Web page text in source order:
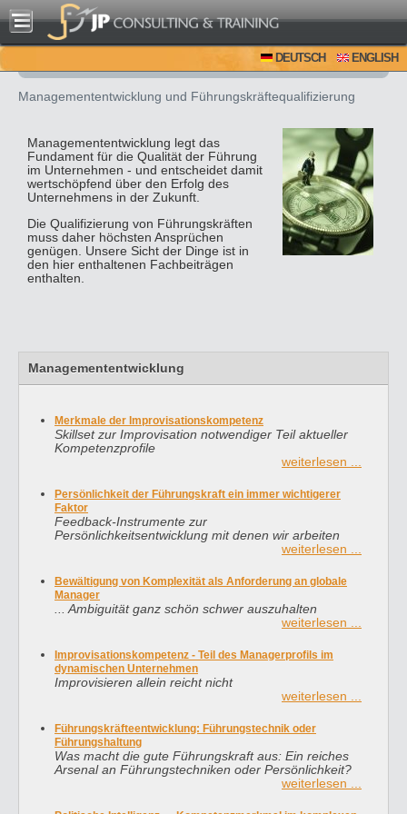
DEUTSCH ENGLISH
Managemententwicklung und Führungskräftequalifizierung
Managemententwicklung legt das
Fundament für die Qualität der Führung
im Unternehmen - und entscheidet damit
wertschöpfend über den Erfolg des
Unternehmens in der Zukunft.
Die Qualifizierung von Führungskräften
muss daher höchsten Ansprüchen
genügen. Unsere Sicht der Dinge ist in
den hier enthaltenen Fachbeiträgen
enthalten.
Managemententwicklung
Merkmale der Improvisationskompetenz
Skillset zur Improvisation notwendiger Teil aktueller
Kompetenzprofile
weiterlesen ...
Persönlichkeit der Führungskraft ein immer wichtigerer
Faktor
Feedback-Instrumente zur
Persönlichkeitsentwicklung mit denen wir arbeiten
weiterlesen ...
Bewältigung von Komplexität als Anforderung an globale
Manager
... Ambiguität ganz schön schwer auszuhalten
weiterlesen ...
Improvisationskompetenz - Teil des Managerprofils im
dynamischen Unternehmen
Improvisieren allein reicht nicht
weiterlesen ...
Führungskräfteentwicklung: Führungstechnik oder
Führungshaltung
Was macht die gute Führungskraft aus: Ein reiches
Arsenal an Führungstechniken oder Persönlichkeit?
weiterlesen ...